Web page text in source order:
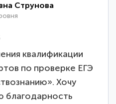
Струнова
квалификации
по проверке ЕГЭ
Хочу
благодарность